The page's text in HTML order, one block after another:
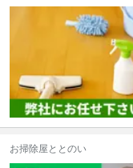
お掃除屋ととのい